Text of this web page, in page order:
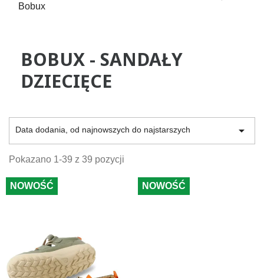
Bobux
BOBUX - SANDAŁY
DZIECIĘCE
Data dodania, od najnowszych do najstarszych 
Pokazano 1-39 z 39 pozycji
NOWOŚĆ NOWOŚĆ